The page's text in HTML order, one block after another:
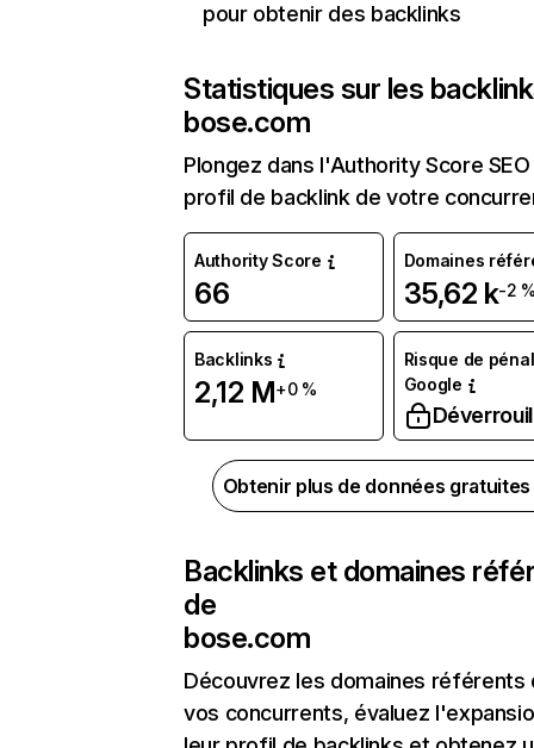
pour obtenir des backlinks
Statistiques sur les
bose.com
Plongez dans l'Authority Score
profil de backlink de votre
Authority Score
66
Domaines
35,62 k-2
Backlinks
2,12 M+0 %
Risque de
Google
Obtenir plus de données
Backlinks et domaines
de
bose.com
Découvrez les domaines référents
vos concurrents, évaluez